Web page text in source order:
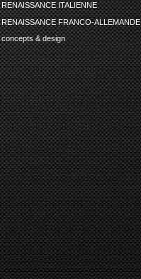
RENAISSANCE ITALIENNE
RENAISSANCE FRANCO-ALLEMANDE
concepts & design